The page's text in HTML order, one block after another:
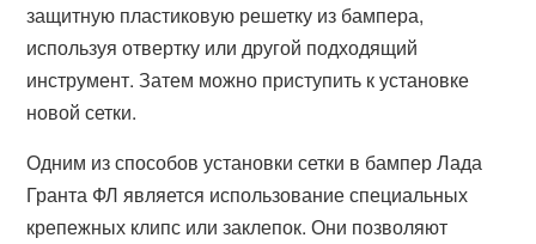
защитную пластиковую решетку из бампера,
используя отвертку или другой подходящий
инструмент. Затем можно приступить к установке
новой сетки.
Одним из способов установки сетки в бампер Лада
Гранта ФЛ является использование специальных
крепежных клипс или заклепок. Они позволяют